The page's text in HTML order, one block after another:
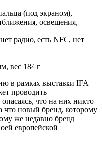
(под экраном),
освещения,
радио, есть NFC, нет
вес 184 г
в рамках выставки IFA
проводить
что на них никто
что новый бренд, которому
же недавно бренд
европейской